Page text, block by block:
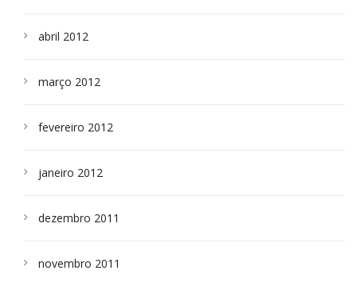
abril 2012
março 2012
fevereiro 2012
janeiro 2012
dezembro 2011
novembro 2011